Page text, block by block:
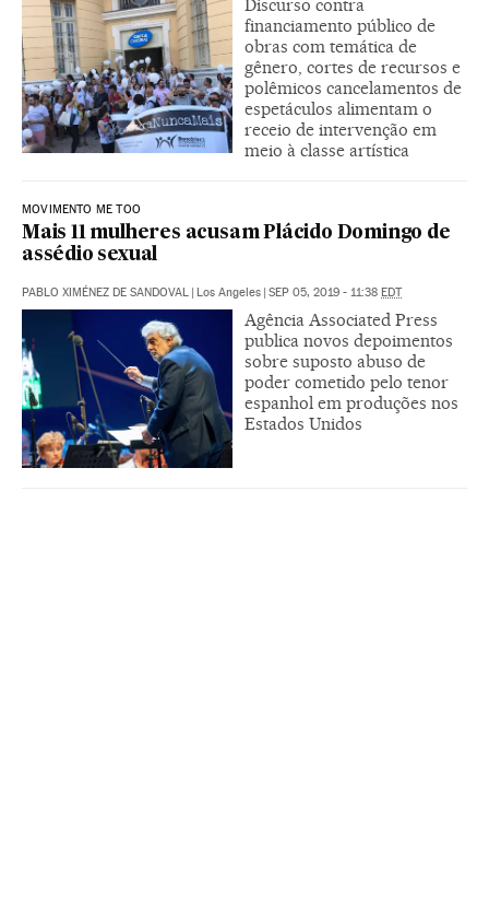
Discurso contra
financiamento público de
obras com temática de
gênero, cortes de recursos e
polêmicos cancelamentos de
espetáculos alimentam o
receio de intervenção em
meio à classe artística
MOVIMENTO ME TOO
Mais 11 mulheres acusam Plácido Domingo de
assédio sexual
PABLO XIMÉNEZ DE SANDOVAL | Los Angeles | SEP 05, 2019 - 11:38 EDT
Agência Associated Press
publica novos depoimentos
sobre suposto abuso de
poder cometido pelo tenor
espanhol em produções nos
Estados Unidos